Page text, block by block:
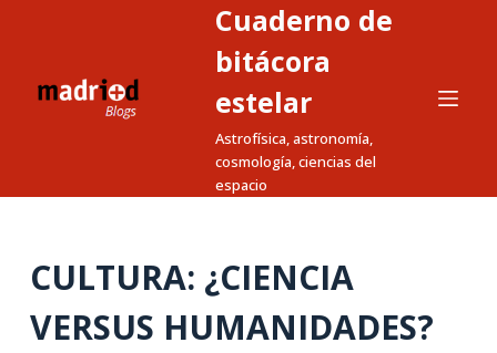
a
o
n
Cuaderno de
bitácora
estelar
Astrofísica, astronomía,
cosmología, ciencias del
espacio
CULTURA: ¿CIENCIA
VERSUS HUMANIDADES?